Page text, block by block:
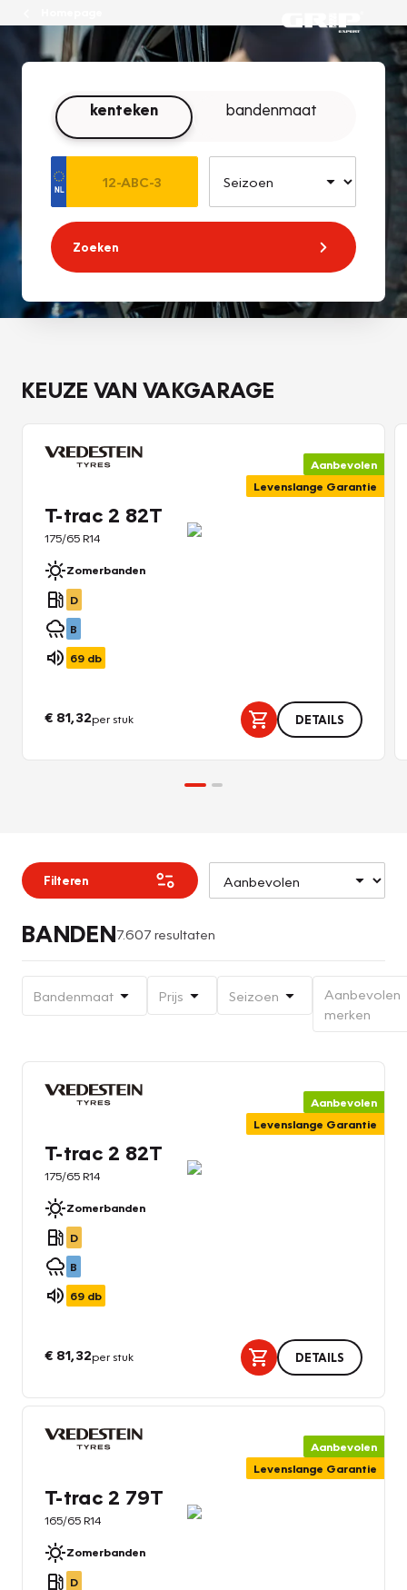
kenteken bandenmaat
Zoeken
KEUZE VAN VAKGARAGE
Aanbevolen
Levenslange Garantie
T-trac 2 82T
175/65 R14
Zomerbanden
D
B
69 db
€ 81,32per stuk DETAILS
Filteren
BANDEN7.607 resultaten
Bandenmaat Prijs Seizoen
Aanbevolen
merken
Aanbevolen
Levenslange Garantie
T-trac 2 82T
175/65 R14
Zomerbanden
D
B
69 db
€ 81,32per stuk DETAILS
Aanbevolen
Levenslange Garantie
T-trac 2 79T
165/65 R14
Zomerbanden
D